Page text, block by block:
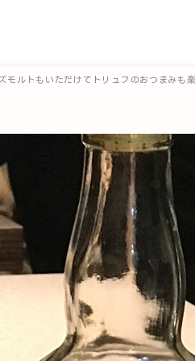
ルトもいただけてトリュフのおつまみも